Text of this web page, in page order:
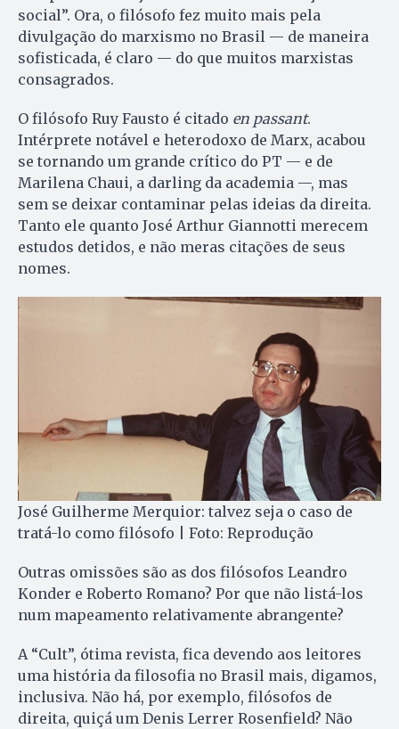
social”. Ora, o filósofo fez muito mais pela
divulgação do marxismo no Brasil — de maneira
sofisticada, é claro — do que muitos marxistas
consagrados.
O filósofo Ruy Fausto é citado en passant.
Intérprete notável e heterodoxo de Marx, acabou
se tornando um grande crítico do PT — e de
Marilena Chaui, a darling da academia —, mas
sem se deixar contaminar pelas ideias da direita.
Tanto ele quanto José Arthur Giannotti merecem
estudos detidos, e não meras citações de seus
nomes.
José Guilherme Merquior: talvez seja o caso de
tratá-lo como filósofo | Foto: Reprodução
Outras omissões são as dos filósofos Leandro
Konder e Roberto Romano? Por que não listá-los
num mapeamento relativamente abrangente?
A “Cult”, ótima revista, fica devendo aos leitores
uma história da filosofia no Brasil mais, digamos,
inclusiva. Não há, por exemplo, filósofos de
direita, quiçá um Denis Lerrer Rosenfield? Não